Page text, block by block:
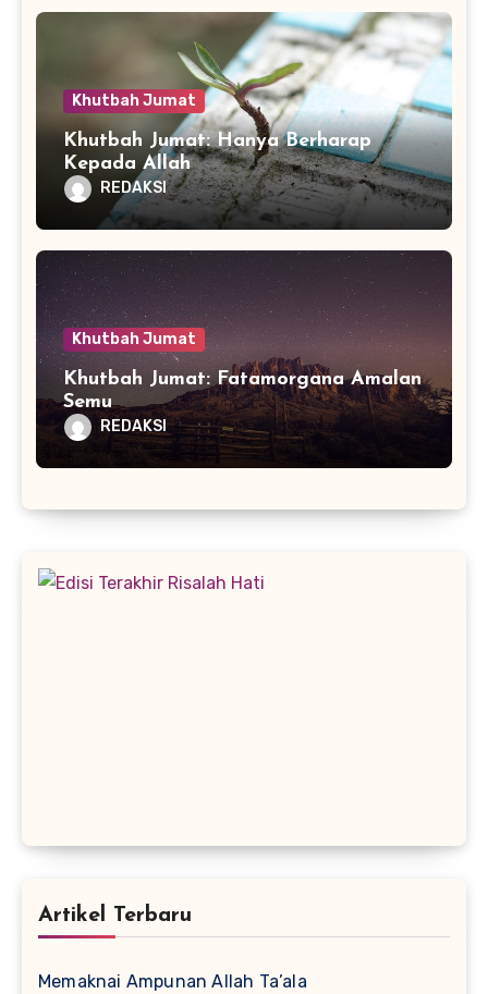
Khutbah Jumat
Khutbah Jumat: Hanya Berharap
Kepada Allah
REDAKSI
Khutbah Jumat
Khutbah Jumat: Fatamorgana Amalan
Semu
REDAKSI
Artikel Terbaru
Memaknai Ampunan Allah Ta’ala